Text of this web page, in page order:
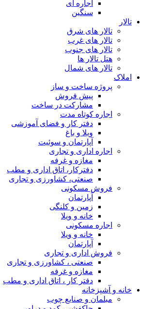
اجاره ای
سنگین
تالار
تالار های شرق
تالار های غرب
تالار های جنوب
هتل تالار ها
تالار های شمال
املاک
پروژه ساخت و ساز
پیش فروش
مشارکت در ساخت
اجاره کوتاه مدت
دفتر کار و فضای آموزشی
ویلا و باغ
آپارتمان و سوئیت
اجاره اداری و تجاری
مغازه و غرفه
دفترکار، اتاق اداری و مطب
صنعتی، کشاورزی و تجاری
فروش مسکونی
آپارتمان
زمین و کلنگی
خانه و ویلا
اجاره مسکونی
خانه و ویلا
آپارتمان
فروش اداری و تجاری
صنعتی ، کشاورزی و تجاری
مغازه و غرفه
دفتر کار ، اتاق اداری و مطب
خانه و آشپزخانه
مبلمان و صنایع چوب